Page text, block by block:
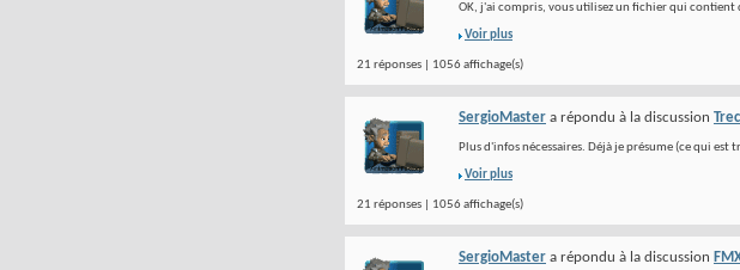
OK, j'ai compris, vous utilisez un fichier qui contient
Voir plus
21 réponses | 1056 affichage(s)
SergioMaster a répondu à la discussion
Plus d'infos nécessaires. Déjà je présume (ce qui
Voir plus
21 réponses | 1056 affichage(s)
SergioMaster a répondu à la discussion